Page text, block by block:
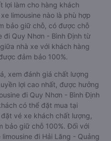
lợi làm cho hàng khách
limousine nào là phù hợp
bảo giữ chỗ, có được chỗ
đi Quy Nhơn - Bình Định từ
nhà xe với khách hàng
đảm bảo 100%.
xem đánh giá chất lượng
lợi cao nhất, được hưởng
đi Quy Nhơn - Bình Định
có thể đặt mua tại
vé xe khách chất lượng,
bảo giữ chỗ 100%. Đối với
đi Hải Lăng - Quảng